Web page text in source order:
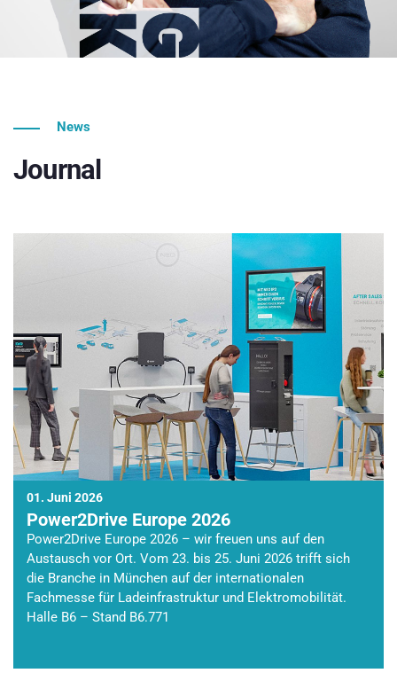
News
Journal
01. Juni 2026
Power2Drive Europe 2026
Power2Drive Europe 2026 – wir freuen uns auf den
Austausch vor Ort. Vom 23. bis 25. Juni 2026 trifft sich
die Branche in München auf der internationalen
Fachmesse für Ladeinfrastruktur und Elektromobilität.
Halle B6 – Stand B6.771